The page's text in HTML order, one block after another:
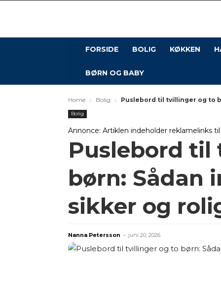
FORSIDE BOLIG KØKKEN
BØRN OG BABY
Home Bolig Puslebord til tvillinger og to
Bolig
Annonce: Artiklen indeholder reklamelinks
Puslebord
børn: Sådan
sikker og
Nanna Petersson - juni 20, 2026